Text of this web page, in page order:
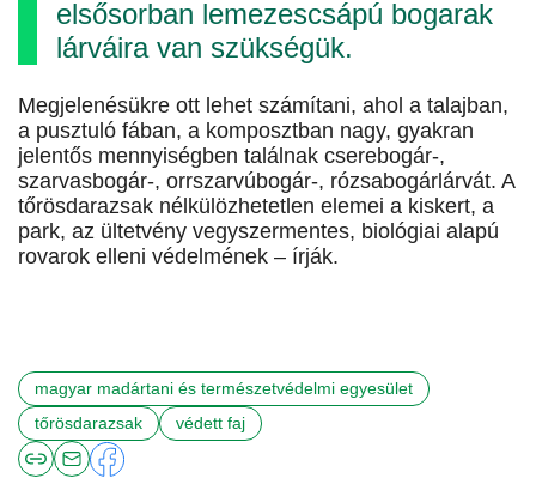
elsősorban lemezescsápú bogarak
lárváira van szükségük.
Megjelenésükre ott lehet számítani, ahol a talajban,
a pusztuló fában, a komposztban nagy, gyakran
jelentős mennyiségben találnak cserebogár-,
szarvasbogár-, orrszarvúbogár-, rózsabogárlárvát. A
tőrösdarazsak nélkülözhetetlen elemei a kiskert, a
park, az ültetvény vegyszermentes, biológiai alapú
rovarok elleni védelmének – írják.
magyar madártani és természetvédelmi egyesület
tőrösdarazsak
védett faj